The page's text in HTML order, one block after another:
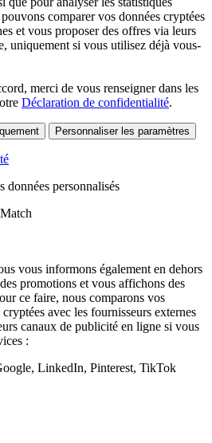
comparer vos données cryptées
et vous proposer des offres via leurs
uniquement si vous utilisez déjà vous-
merci de vous renseigner dans les
Déclaration de confidentialité.
Personnaliser les paramètres
données personnalisés
vous informons également en dehors
promotions et vous affichons des
ce faire, nous comparons vos
avec les fournisseurs externes
canaux de publicité en ligne si vous
:
LinkedIn, Pinterest, TikTok